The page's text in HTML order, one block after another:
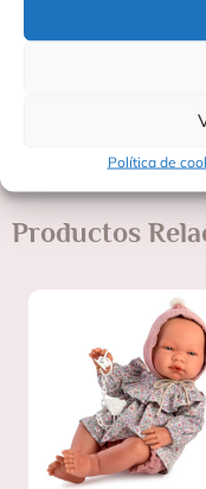
Política de
Edad recomendada:
Productos